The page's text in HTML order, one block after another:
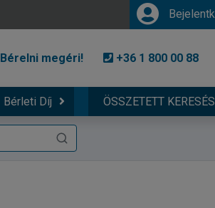
Bérelni megéri! +36 1 800 00 88
Bérleti Díj ÖSSZETETT KERESÉS